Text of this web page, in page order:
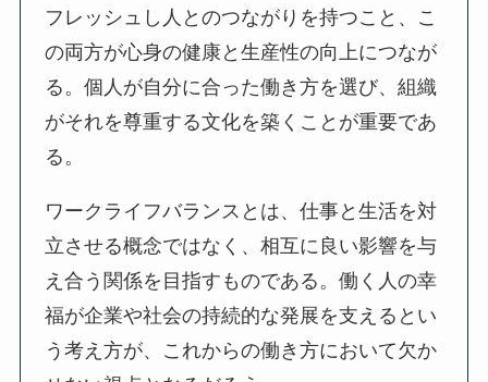
フレッシュし人とのつながりを持つこと、こ
の両方が心身の健康と生産性の向上につなが
る。個人が自分に合った働き方を選び、組織
がそれを尊重する文化を築くことが重要であ
る。
ワークライフバランスとは、仕事と生活を対
立させる概念ではなく、相互に良い影響を与
え合う関係を目指すものである。働く人の幸
福が企業や社会の持続的な発展を支えるとい
う考え方が、これからの働き方において欠か